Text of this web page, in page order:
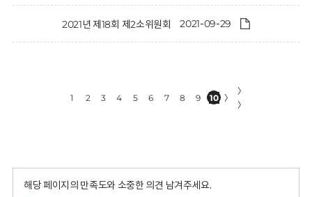
2021년 제18회 제2소위원회 2021-09-29
1 2 3 4 5 6 7 8 9 10 〉
〉
〉
해당 페이지의 만족도와 소중한 의견 남겨주세요.